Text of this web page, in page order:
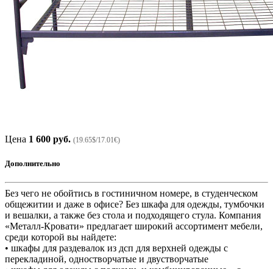
Цена 1 600 руб. (19.65$/17.01€)
Дополнительно
Без чего не обойтись в гостиничном номере, в студенческом
общежитии и даже в офисе? Без шкафа для одежды, тумбочки
и вешалки, а также без стола и подходящего стула. Компания
«Металл-Кровати» предлагает широкий ассортимент мебели,
среди которой вы найдете:
• шкафы для раздевалок из дсп для верхней одежды с
перекладиной, одностворчатые и двустворчатые